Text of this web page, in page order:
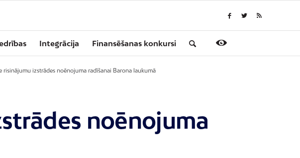
Integrācija Finansēšanas konkursi
risinājumu izstrādes noēnojuma radīšanai Barona laukumā
noēnojuma